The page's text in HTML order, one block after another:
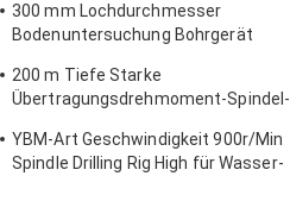
300 mm Lochdurchmesser
Bodenuntersuchung Bohrgerät
200 m Tiefe Starke
Übertragungsdrehmoment-Spindel-
YBM-Art Geschwindigkeit 900r/Min
Spindle Drilling Rig High für Wasser-